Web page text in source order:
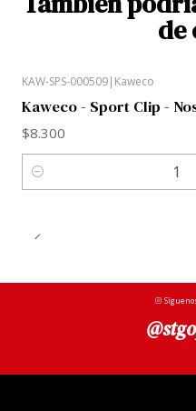
de
KAW-SPS-000509| Kaweco
Kaweco - Sport Clip -
$8.300
Cantidad